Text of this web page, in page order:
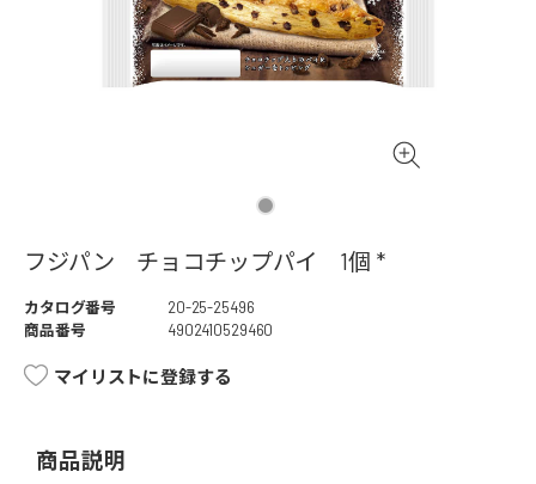
フジパン チョコチップパイ 1個 *
カタログ番号
20-25-25496
商品番号
4902410529460
マイリストに登録する
商品説明